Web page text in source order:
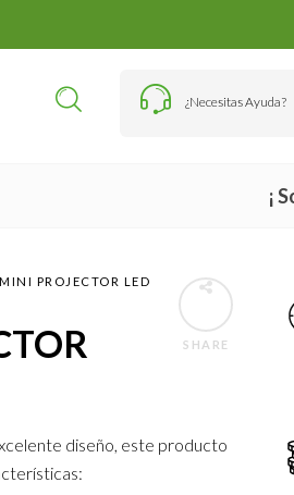
¿Necesitas Ayuda?
¡
SHARE
MINI PROJECTOR LED
diseño, este producto